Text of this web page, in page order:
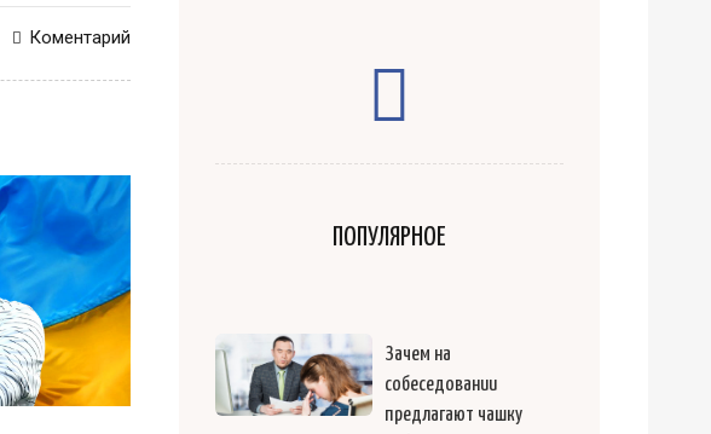
Коментарий
ПОПУЛЯРНОЕ
Зачем на
собеседовании
предлагают чашку